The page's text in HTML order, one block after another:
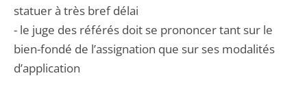
statuer à très bref délai
- le juge des référés doit se prononcer tant sur le
bien-fondé de l’assignation que sur ses modalités
d’application